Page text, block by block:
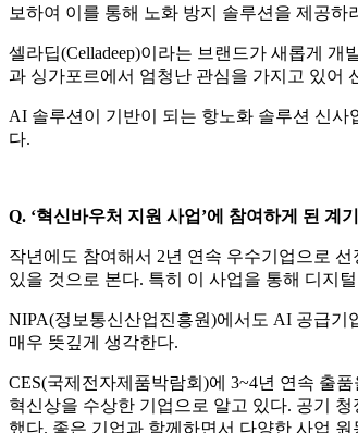
보하여 이를 통해 노화 방지 솔루션을 제공하
셀라딥(Celladeep)이라는 브랜드가 새롭게
과 싱가포르에서 엄청난 관심을 가지고 있어
AI 솔루션이 기반이 되는 항노화 솔루션 신
다.
Q. ‘혁신바우처 지원 사업’에 참여하게 된 계
작년에도 참여해서 2년 연속 우수기업으로
있을 것으로 본다. 특히 이 사업을 통해 디지
NIPA(정보통신산업진흥원)에서도 AI 공급기
매우 뜻깊게 생각한다.
CES(국제전자제품박람회)에 3~4년 연속 출
혁신상을 수상한 기업으로 알고 있다. 공기
했다. 좋은 기업과 함께하면서 다양한 사업